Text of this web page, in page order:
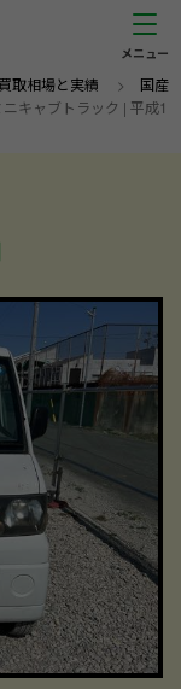
取相場と実績 > 国産
キャブトラック | 平成1